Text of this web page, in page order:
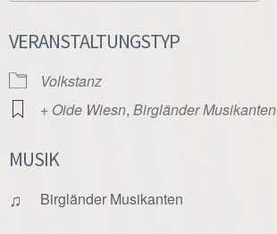
VERANSTALTUNGSTYP
Volkstanz
+ Oide Wiesn, Birgländer Musikanten
MUSIK
♫ Birgländer Musikanten